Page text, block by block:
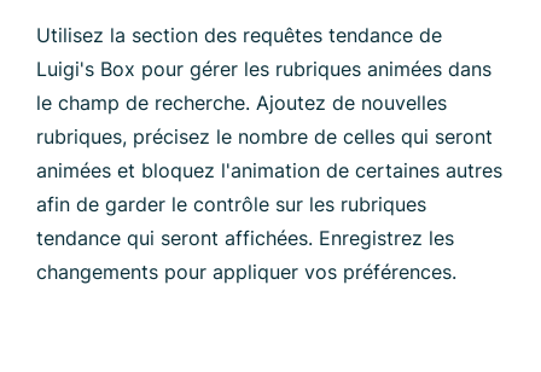
Utilisez la section des requêtes tendance de
Luigi's Box pour gérer les rubriques animées dans
le champ de recherche. Ajoutez de nouvelles
rubriques, précisez le nombre de celles qui seront
animées et bloquez l'animation de certaines autres
afin de garder le contrôle sur les rubriques
tendance qui seront affichées. Enregistrez les
changements pour appliquer vos préférences.